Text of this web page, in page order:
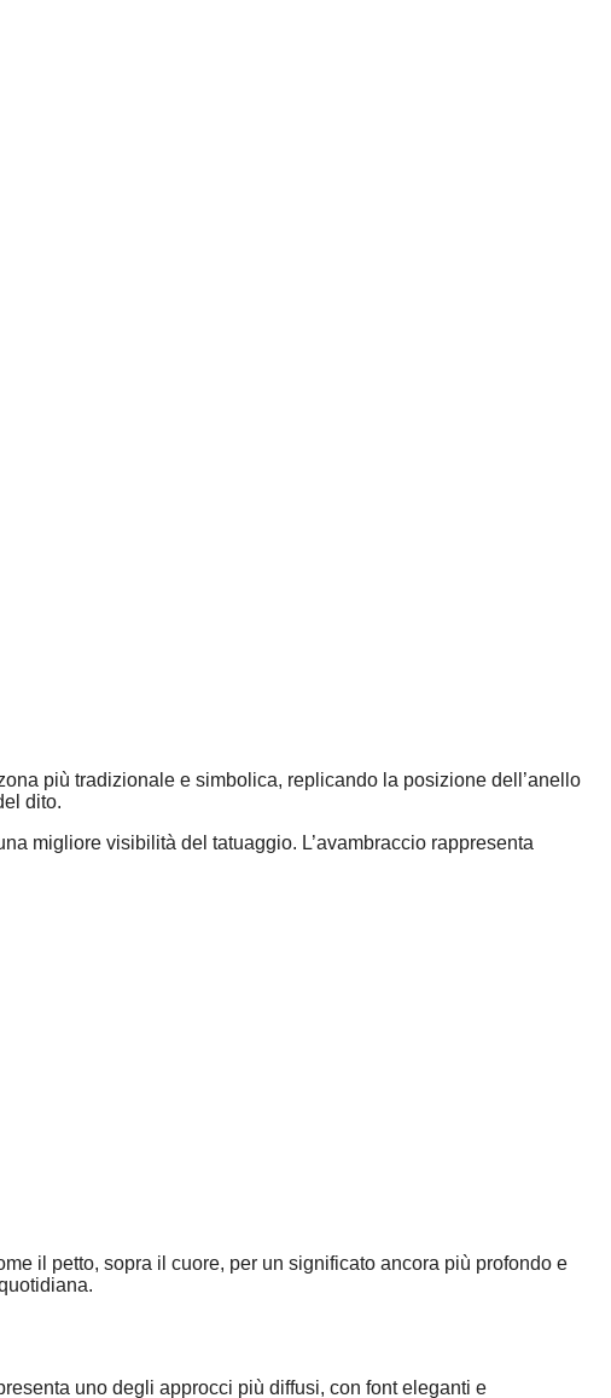
più tradizionale e simbolica, replicando la posizione dell’anello
dito.
migliore visibilità del tatuaggio. L’avambraccio rappresenta
il petto, sopra il cuore, per un significato ancora più profondo e
uno degli approcci più diffusi, con font eleganti e